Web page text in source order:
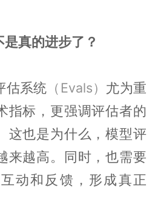
真的进步了？
估系统 （Evals） 尤为重
指标，更强调评估者的
这也是为什么，模型评
来越高。同时，也需要
动和反馈，形成真正